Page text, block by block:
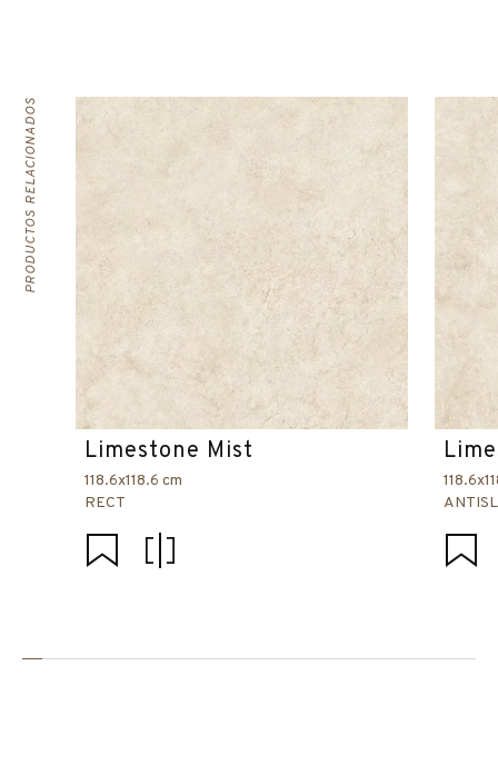
PRODUCTOS RELACIONADOS
Limestone Mist
118.6x118.6 cm
RECT